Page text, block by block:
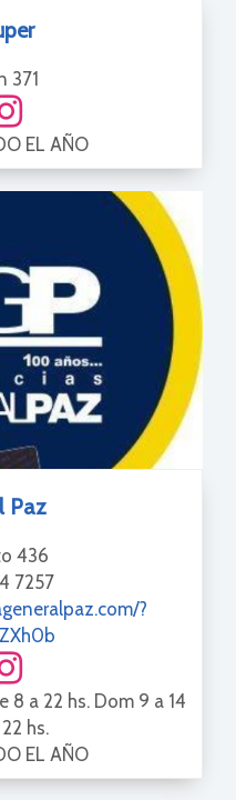
371
EL AÑO
Paz
436
7257
?
8 a 22 hs. Dom 9 a 14
hs.
EL AÑO